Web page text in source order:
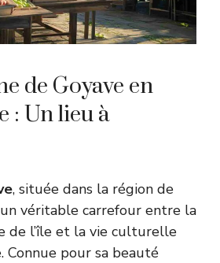
de Goyave en
: Un lieu à
, située dans la région de
véritable carrefour entre la
de l’île et la vie culturelle
Connue pour sa beauté